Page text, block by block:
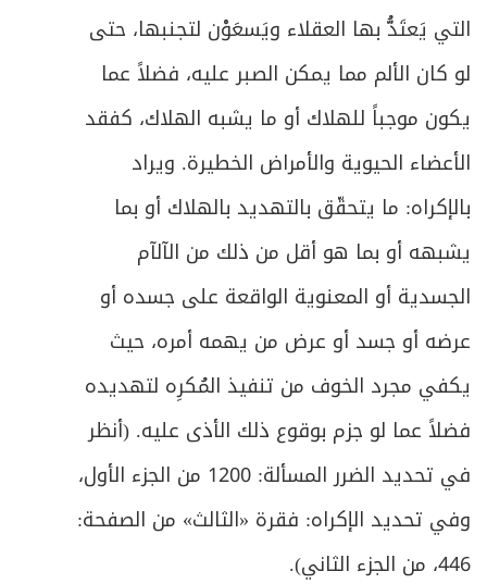
التي يَعتَدُّ بها العقلاء ويَسعَوْن لتجنبها، حتى
لو كان الألم مما يمكن الصبر عليه، فضلاً عما
يكون موجباً للهلاك أو ما يشبه الهلاك، كفقد
الأعضاء الحيوية والأمراض الخطيرة. ويراد
بالإكراه: ما يتحقّق بالتهديد بالهلاك أو بما
يشبهه أو بما هو أقل من ذلك من الآلآم
الجسدية أو المعنوية الواقعة على جسده أو
عرضه أو جسد أو عرض من يهمه أمره، حيث
يكفي مجرد الخوف من تنفيذ المُكرِه لتهديده
فضلاً عما لو جزم بوقوع ذلك الأذى عليه. (أنظر
في تحديد الضرر المسألة: 1200 من الجزء الأول،
وفي تحديد الإكراه: فقرة «الثالث» من الصفحة:
446، من الجزء الثاني).